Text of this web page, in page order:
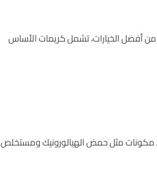
من أفضل الخيارات، تشمل كريمات الأساس
مكونات مثل حمض الهيالورونيك ومستخلص